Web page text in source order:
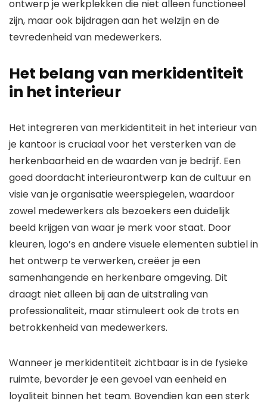
ontwerp je werkplekken die niet alleen functioneel
zijn, maar ook bijdragen aan het welzijn en de
tevredenheid van medewerkers.
Het belang van merkidentiteit
in het interieur
Het integreren van merkidentiteit in het interieur van
je kantoor is cruciaal voor het versterken van de
herkenbaarheid en de waarden van je bedrijf. Een
goed doordacht interieurontwerp kan de cultuur en
visie van je organisatie weerspiegelen, waardoor
zowel medewerkers als bezoekers een duidelijk
beeld krijgen van waar je merk voor staat. Door
kleuren, logo’s en andere visuele elementen subtiel in
het ontwerp te verwerken, creëer je een
samenhangende en herkenbare omgeving. Dit
draagt niet alleen bij aan de uitstraling van
professionaliteit, maar stimuleert ook de trots en
betrokkenheid van medewerkers.
Wanneer je merkidentiteit zichtbaar is in de fysieke
ruimte, bevorder je een gevoel van eenheid en
loyaliteit binnen het team. Bovendien kan een sterk